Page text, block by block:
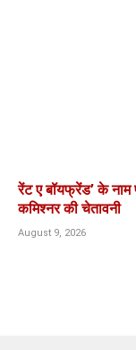
रेंट ए बॉयफ्रेंड’ के नाम
कमिश्नर की चेतावनी
August 9, 2026